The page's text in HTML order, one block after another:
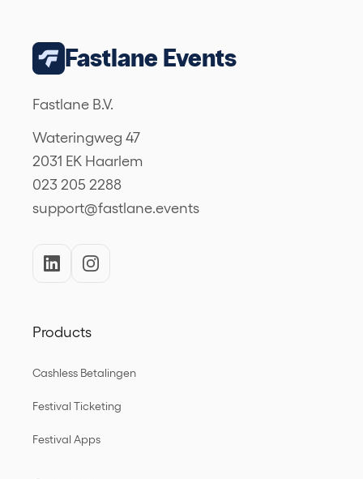
Fastlane Events
Fastlane B.V.
Wateringweg 47
2031 EK Haarlem
023 205 2288
support@fastlane.events
Products
Cashless Betalingen
Festival Ticketing
Festival Apps